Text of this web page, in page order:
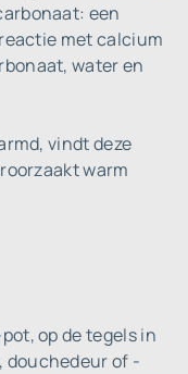
een
met calcium
water en
vindt deze
warm
op de tegels in
douchedeur of -